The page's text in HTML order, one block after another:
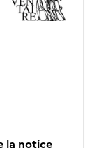
la notice